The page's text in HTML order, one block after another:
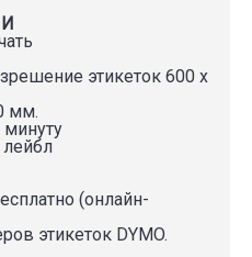
этикеток 600 x
мм.
минуту
лейбл
(онлайн-
этикеток DYMO.